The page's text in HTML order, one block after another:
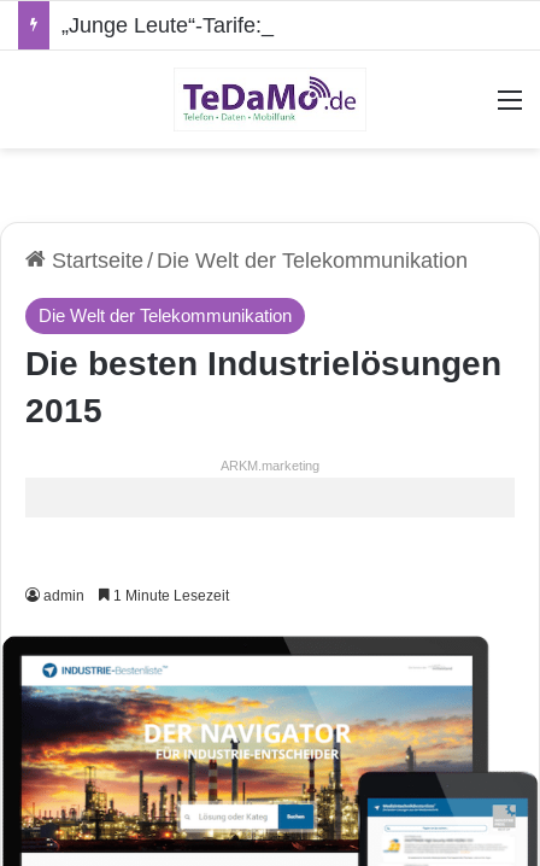
Startseite/ Die Welt der Telekommunikation
Die Welt der Telekommunikation
Die besten Industrielösungen
2015
ARKM.marketing
admin 1 Minute Lesezeit